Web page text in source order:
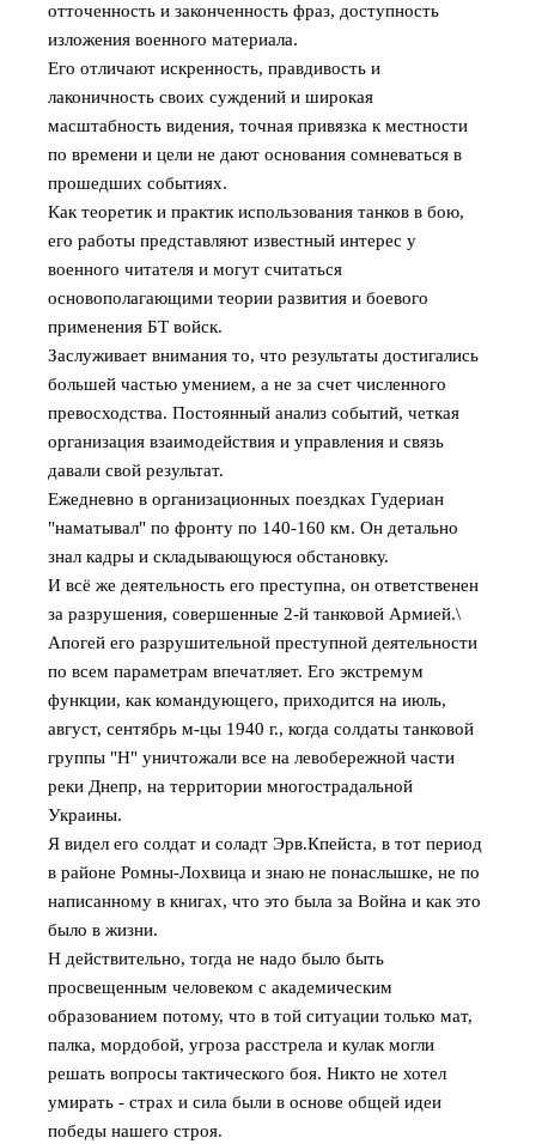
отточенность и законченность фраз, доступность
изложения военного материала.
Его отличают искренность, правдивость и
лаконичность своих суждений и широкая
масштабность видения, точная привязка к местности
по времени и цели не дают основания сомневаться в
прошедших событиях.
Как теоретик и практик использования танков в бою,
его работы представляют известный интерес у
военного читателя и могут считаться
основополагающими теории развития и боевого
применения БТ войск.
Заслуживает внимания то, что результаты достигались
большей частью умением, а не за счет численного
превосходства. Постоянный анализ событий, четкая
организация взаимодействия и управления и связь
давали свой результат.
Ежедневно в организационных поездках Гудериан
"наматывал" по фронту по 140-160 км. Он детально
знал кадры и складывающуюся обстановку.
И всё же деятельность его преступна, он ответственен
за разрушения, совершенные 2-й танковой Армией.\
Апогей его разрушительной преступной деятельности
по всем параметрам впечатляет. Его экстремум
функции, как командующего, приходится на июль,
август, сентябрь м-цы 1940 г., когда солдаты танковой
группы "Н" уничтожали все на левобережной части
реки Днепр, на территории многострадальной
Украины.
Я видел его солдат и соладт Эрв.Кпейста, в тот период
в районе Ромны-Лохвица и знаю не понаслышке, не по
написанному в книгах, что это была за Война и как это
было в жизни.
Н действительно, тогда не надо было быть
просвещенным человеком с академическим
образованием потому, что в той ситуации только мат,
палка, мордобой, угроза расстрела и кулак могли
решать вопросы тактического боя. Никто не хотел
умирать - страх и сила были в основе общей идеи
победы нашего строя.